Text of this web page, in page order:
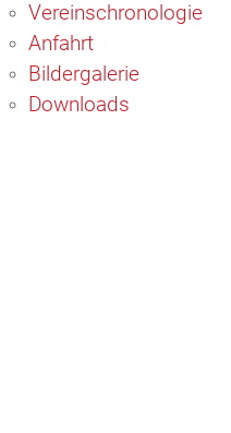
Vereinschronologie
Anfahrt
Bildergalerie
Downloads